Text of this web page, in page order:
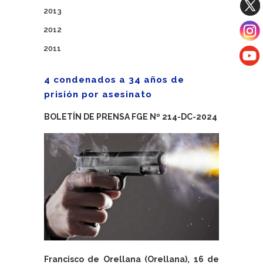
2013
2012
2011
4 condenados a 34 años de
prisión por asesinato
BOLETÍN DE PRENSA FGE Nº 214-DC-2024
Francisco de Orellana (Orellana), 16 de